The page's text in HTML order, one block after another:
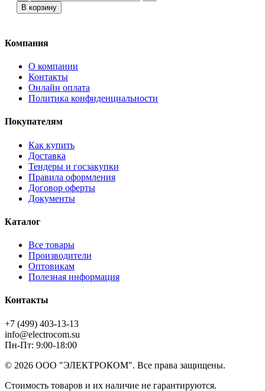
В корзину
Компания
О компании
Контакты
Онлайн оплата
Политика конфиденциальности
Покупателям
Как купить
Доставка
Тендеры и госзакупки
Правила оформления
Договор оферты
Документы
Каталог
Все товары
Производители
Оптовикам
Полезная информация
Контакты
+7 (499) 403-13-13
info@electrocom.su
Пн-Пт: 9:00-18:00
© 2026 ООО "ЭЛЕКТРОКОМ". Все права защищены.
Стоимость товаров и их наличие не гарантируются.